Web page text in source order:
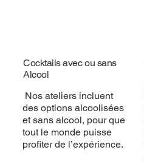
Cocktails avec ou sans
Alcool
Nos ateliers incluent
des options alcoolisées
et sans alcool, pour que
tout le monde puisse
profiter de l’expérience.